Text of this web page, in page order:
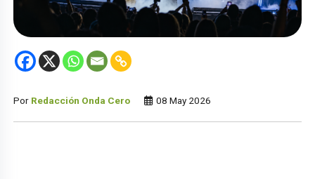
Por Redacción Onda Cero 08 May 2026